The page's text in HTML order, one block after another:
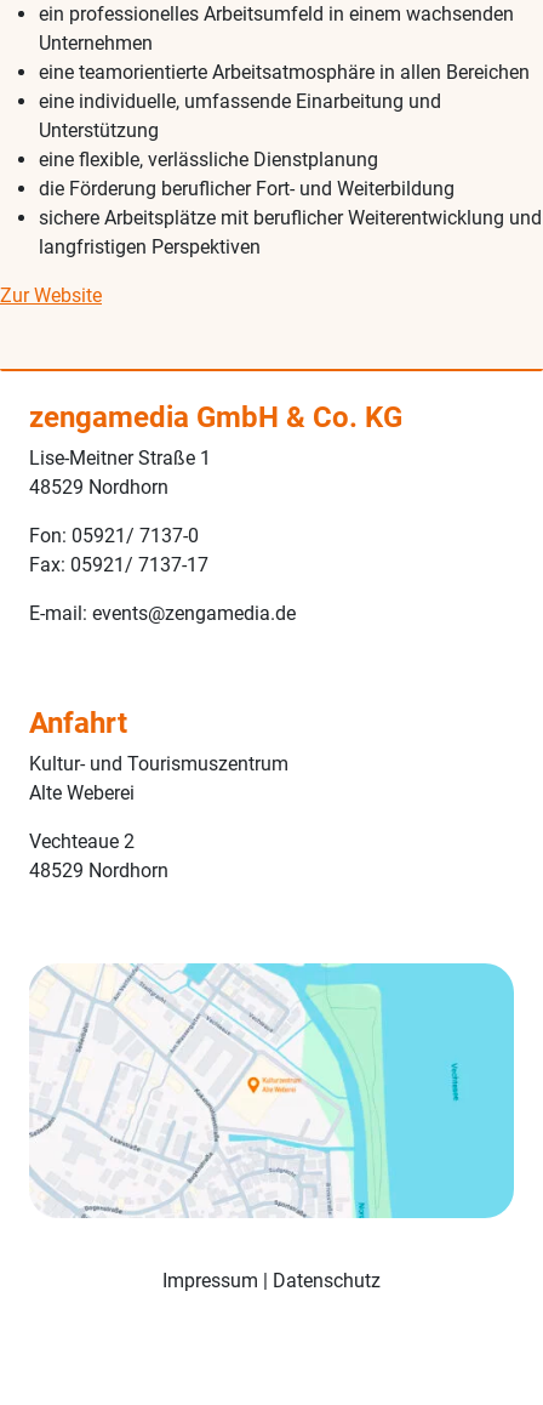
ein professionelles Arbeitsumfeld in einem wachsenden
Unternehmen
eine teamorientierte Arbeitsatmosphäre in allen Bereichen
eine individuelle, umfassende Einarbeitung und
Unterstützung
eine flexible, verlässliche Dienstplanung
die Förderung beruflicher Fort- und Weiterbildung
sichere Arbeitsplätze mit beruflicher Weiterentwicklung und
langfristigen Perspektiven
Zur Website
zengamedia GmbH & Co. KG
Lise-Meitner Straße 1
48529 Nordhorn
Fon: 05921/ 7137-0
Fax: 05921/ 7137-17
E-mail: events@zengamedia.de
Anfahrt
Kultur- und Tourismuszentrum
Alte Weberei
Vechteaue 2
48529 Nordhorn
Impressum | Datenschutz